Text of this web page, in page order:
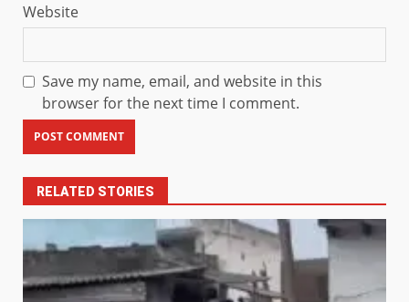
Website
Save my name, email, and website in this
browser for the next time I comment.
RELATED STORIES